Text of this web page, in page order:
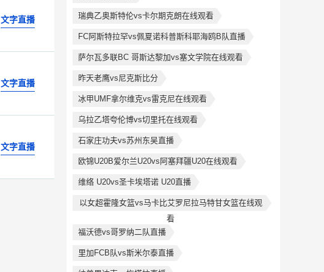
文字直播
文字直播
文字直播
瑞典乙奥斯特伦vs卡尔期克朗在线观看
FC阿斯特拉罕vs佩夏诺科普斯科耶海鸥B队直播
萨尔瓦多联BC 哥斯达黎加vs塞文学院在线观看
昨天老鹰vs尼克斯比分
冰甲UMF拿尔维克vs雷克尼在线观看
乌拉乙塔夸伦博vs切里托在线观看
石家庄功夫vs苏州东吴直播
欧锦U20B爱尔兰U20vs阿塞拜疆U20在线观看
维络 U20vs圣卡埃塔诺 U20直播
以女超霍隆女篮vs马卡比艾罗尼拉马特甘女篮在线观
看
福沃德vs哥罗纳二队直播
里加FCB队vs斯米尔泰直播